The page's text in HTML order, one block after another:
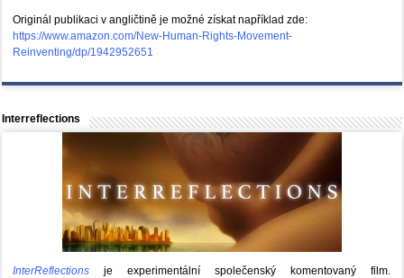
Originál publikaci v angličtině je možné získat například zde:
https://www.amazon.com/New-Human-Rights-Movement-
Reinventing/dp/1942952651
Interreflections
InterReflections je experimentální společenský komentovaný film.